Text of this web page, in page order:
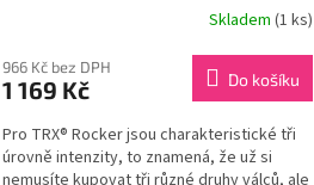
Skladem (1 ks)
966 Kč bez DPH
1 169 Kč Do košíku
Pro TRX® Rocker jsou charakteristické tři
úrovně intenzity, to znamená, že už si